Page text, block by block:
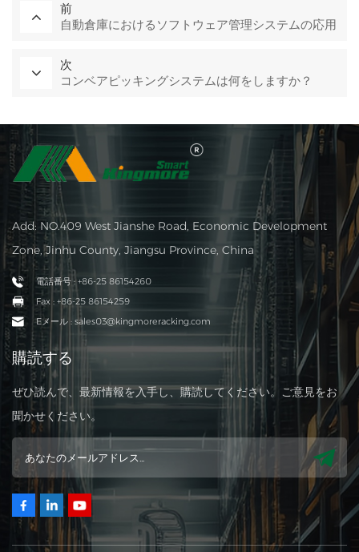
前
自動倉庫におけるソフトウェア管理システムの応用
次
コンベアピッキングシステムは何をしますか？
Add: NO.409 West Jianshe Road, Economic Development
Zone, Jinhu County, Jiangsu Province, China
電話番号 : +86-25 86154260
Fax : +86-25 86154259
Eメール : sales03@kingmoreracking.com
購読する
ぜひ読んで、最新情報を入手し、購読してください。ご意見をお
聞かせください。